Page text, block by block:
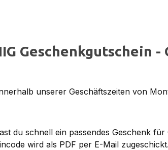
Geschenkgutschein
unserer Geschäftszeiten von
du schnell ein passendes Geschenk
wird als PDF per E-Mail zugeschickt.